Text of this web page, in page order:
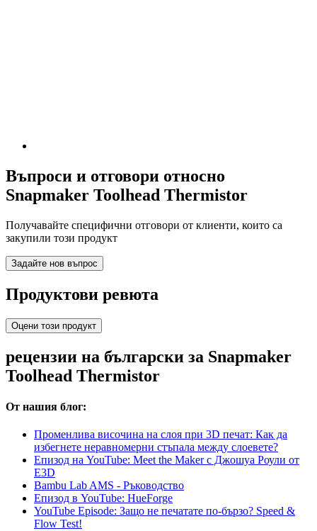
Въпроси и отговори относно
Snapmaker Toolhead Thermistor
Получавайте специфични отговори от клиенти, които са
закупили този продукт
Задайте нов въпрос
Продуктови ревюта
Оцени този продукт
рецензии на български за Snapmaker
Toolhead Thermistor
От нашия блог:
Променлива височина на слоя при 3D печат: Как да
избегнете неравномерни стъпала между слоевете?
Епизод на YouTube: Meet the Maker с Джошуа Роули от
E3D
Bambu Lab AMS - Ръководство
Епизод в YouTube: HueForge
YouTube Episode: Защо не печатате по-бързо? Speed &
Flow Test!